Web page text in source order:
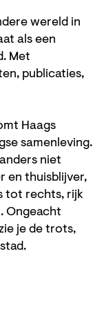
wereld in
als een
Met
publicaties,
Haags
samenleving.
niet
en thuisblijver,
tot rechts, rijk
Ongeacht
je de trots,